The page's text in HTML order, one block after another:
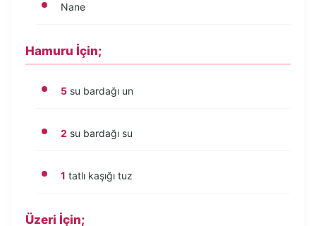
Nane
Hamuru İçin;
5 su bardağı un
2 su bardağı su
1 tatlı kaşığı tuz
Üzeri İçin;